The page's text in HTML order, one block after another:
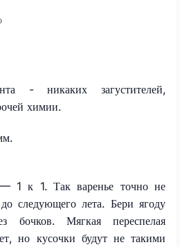
- никаких загустителей,
химии.
— 1 к 1. Так варенье точно не
следующего лета. Бери ягоду
бочков. Мягкая переспелая
но кусочки будут не такими